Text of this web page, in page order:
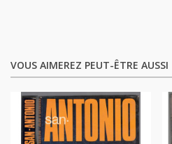
VOUS AIMEREZ PEUT-ÊTRE AUSSI